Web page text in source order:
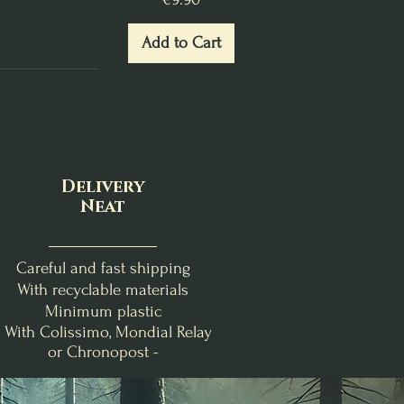
Add to Cart
Clémentine Vanillée
Bougie de Lughnasadh
Brise Fraîche
Fondants d'Intention
Poire-Freesia
Bougie Crépuscule
Delivery
Neat
Careful and fast shipping
With recyclable materials
Minimum plastic
With Colissimo, Mondial Relay
or Chronopost -